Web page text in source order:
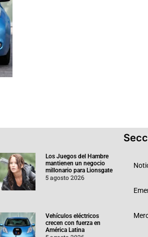
Los Juegos del Hambre
mantienen un negocio
millonario para Lionsgate
5 agosto 2026
Vehículos eléctricos
crecen con fuerza en
América Latina